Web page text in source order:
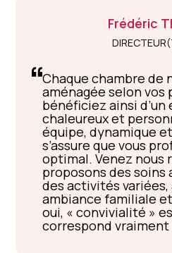
Frédéric
Chaque chambre de
aménagée selon vos
bénéficiez ainsi
chaleureux et
équipe, dynamique
s’assure que vous
optimal. Venez nous
proposons des
des activités variées,
ambiance familiale
oui, « convivialité »
correspond vraiment